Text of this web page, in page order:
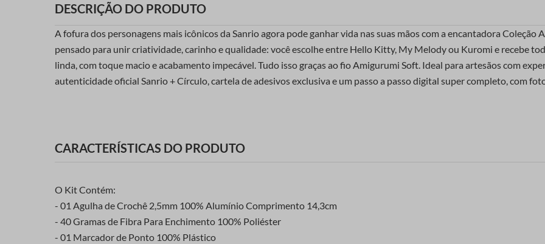
DESCRIÇÃO DO PRODUTO
A fofura dos personagens mais icônicos da Sanrio agora pode ganhar vida nas suas mãos com a encantadora
pensado para unir criatividade, carinho e qualidade: você escolhe entre Hello Kitty, My Melody ou Kuromi e recebe
linda, com toque macio e acabamento impecável. Tudo isso graças ao fio Amigurumi Soft. Ideal para artesãos com
autenticidade oficial Sanrio + Círculo, cartela de adesivos exclusiva e um passo a passo digital super completo, com
CARACTERÍSTICAS DO PRODUTO
O Kit Contém:
- 01 Agulha de Crochê 2,5mm 100% Alumínio Comprimento 14,3cm
- 40 Gramas de Fibra Para Enchimento 100% Poliéster
- 01 Marcador de Ponto 100% Plástico